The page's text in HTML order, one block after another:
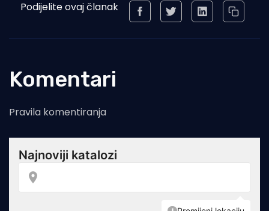
Podijelite ovaj članak
Komentari
Pravila komentiranja